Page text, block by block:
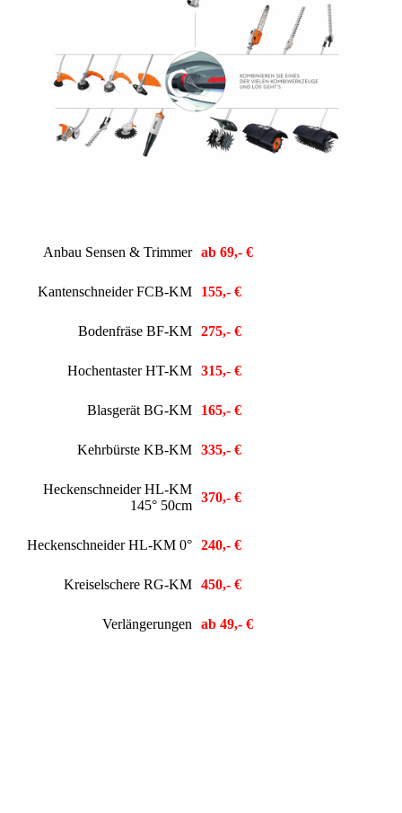
Anbau Sensen & Trimmer ab 69,- €
Kantenschneider FCB-KM 155,- €
Bodenfräse BF-KM 275,- €
Hochentaster HT-KM 315,- €
Blasgerät BG-KM 165,- €
Kehrbürste KB-KM 335,- €
Heckenschneider HL-KM
145° 50cm
370,- €
Heckenschneider HL-KM 0° 240,- €
Kreiselschere RG-KM 450,- €
Verlängerungen ab 49,- €